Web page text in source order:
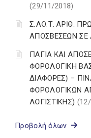
(29/11/2018)
Σ.ΛΟ.Τ. ΑΡΙΘ.
ΑΠΟΣΒΕΣΕΩΝ
ΠΑΓΙΑ ΚΑΙ
ΦΟΡΟΛΟΓΙΚΗ
ΔΙΑΦΟΡΕΣ) –
ΦΟΡΟΛΟΓΙΚΩΝ
ΛΟΓΙΣΤΙΚΗΣ)
Προβολή όλων